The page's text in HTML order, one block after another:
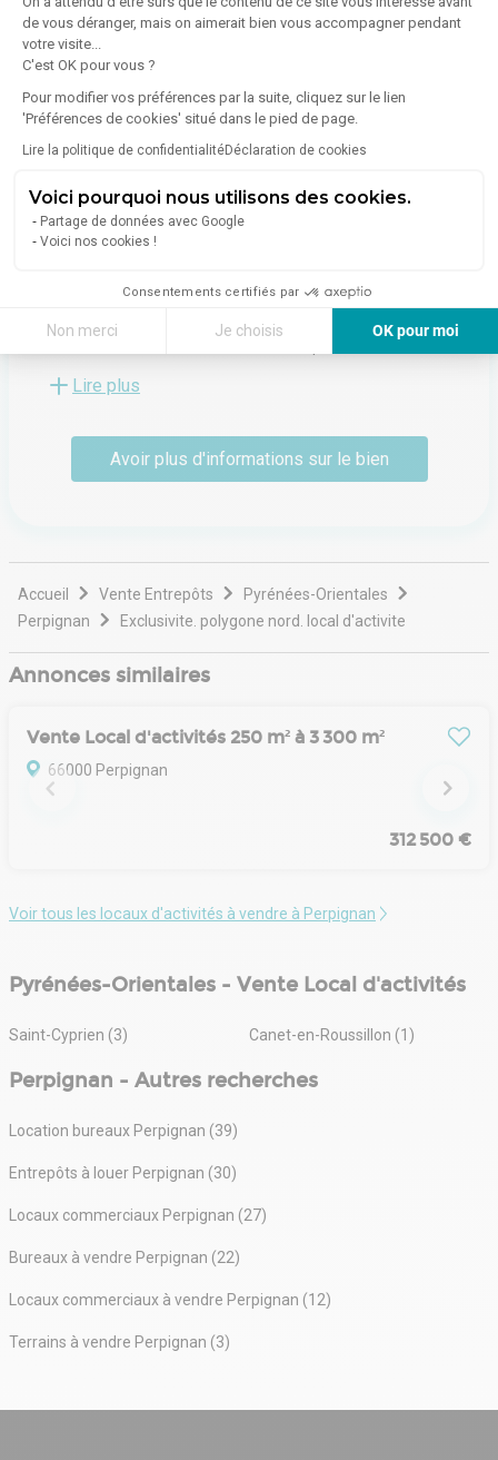
de vous déranger, mais on aimerait bien vous accompagner pendant
votre visite...
C'est OK pour vous ?
Pour modifier vos préférences par la suite, cliquez sur le lien
'Préférences de cookies' situé dans le pied de page.
Lire la politique de confidentialitéDéclaration de cookies
Voici pourquoi nous utilisons des cookies.
Partage de données avec Google
Voici nos cookies !
Consentements certifiés par
Non merci Je choisis
OK pour moi
À propos de l'agence
CABINET MICHEL SIMOND PERPIGNAN
66100Perpignan
Voir toutes les annonces de l'agence
et autour de vous, depuis plus de 20 ans sur un marché
en constante évolution. Michel Simond contribue, chacun
et de transparence.
Lire plus
Avoir plus d'informations sur le bien
Accueil Vente Entrepôts
Pyrénées-Orientales
Perpignan
Exclusivite. polygone nord. local d'activite
Annonces similaires
Vente Local d'activités 250 m² à 3 300 m²
66000 Perpignan
312 500 €
Voir tous les locaux d'activités à vendre à Perpignan
Pyrénées-Orientales - Vente Local d'activités
Saint-Cyprien (3) Canet-en-Roussillon (1)
Perpignan - Autres recherches
Location bureaux Perpignan (39)
Entrepôts à louer Perpignan (30)
Locaux commerciaux Perpignan (27)
Bureaux à vendre Perpignan (22)
Locaux commerciaux à vendre Perpignan (12)
Terrains à vendre Perpignan (3)